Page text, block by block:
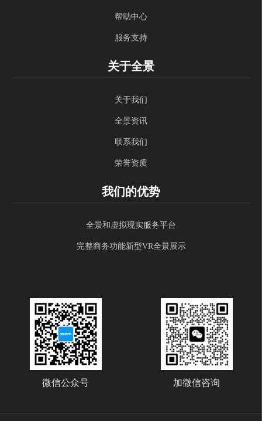
帮助中心
服务支持
关于全景
关于我们
全景资讯
联系我们
荣誉资质
我们的优势
全景和虚拟现实服务平台
完整商务功能新型VR全景展示
微信公众号 加微信咨询